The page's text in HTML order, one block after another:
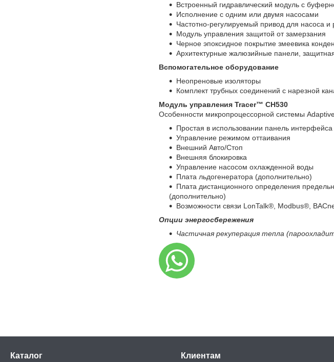
Встроенный гидравлический модуль с
Исполнение с одним или двумя насосами
Частотно-регулируемый привод для насоса и
Модуль управления защитой от замерзания
Черное эпоксидное покрытие змеевика
Архитектурные жалюзийные панели,
Вспомогательное оборудование
Неопреновые изоляторы
Комплект трубных соединений с нарезной
Модуль управления Tracer™ CH530
Особенности микропроцессорной системы
Простая в использовании панель
Управление режимом оттаивания
Внешний Авто/Стоп
Внешняя блокировка
Управление насосом охлажденной воды
Плата льдогенератора (дополнительно)
Плата дистанционного определения
(дополнительно)
Возможности связи LonTalk®, Modbus®,
Опции энергосбережения
Частичная рекуперация тепла
Каталог Клиентам